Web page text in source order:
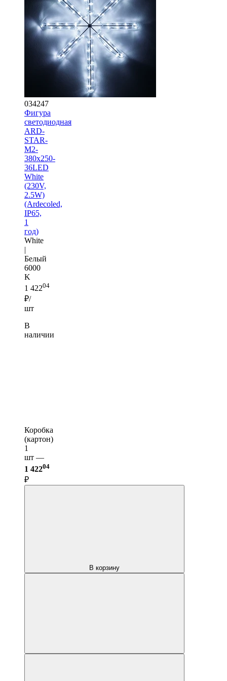
034247
Фигура
cветодиодная
ARD-
STAR-
M2-
380x250-
36LED
White
(230V,
2.5W)
(Ardecoled,
IP65,
1
год)
White
|
Белый
6000
K
1 42204
₽/
шт
В
наличии
Коробка
(картон)
1
шт —
1 42204
₽
В корзину